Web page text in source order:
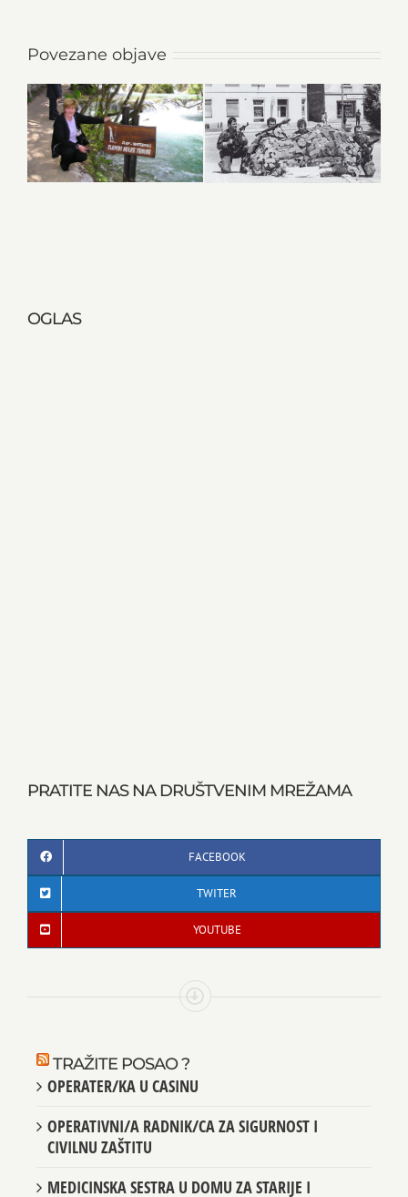
Povezane objave
OGLAS
PRATITE NAS NA DRUŠTVENIM MREŽAMA
FACEBOOK
TWITER
YOUTUBE
TRAŽITE POSAO ?
OPERATER/KA U CASINU
OPERATIVNI/A RADNIK/CA ZA SIGURNOST I
CIVILNU ZAŠTITU
MEDICINSKA SESTRA U DOMU ZA STARIJE I